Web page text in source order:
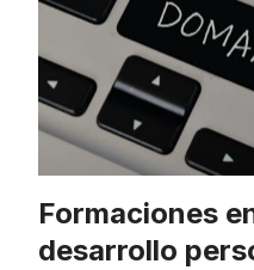
Formaciones
desarrollo